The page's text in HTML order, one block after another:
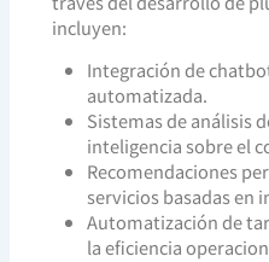
incluyen:
Integración de
automatizada.
Sistemas de análisis
inteligencia sobre el
Recomendaciones
servicios basadas en
Automatización de
la eficiencia